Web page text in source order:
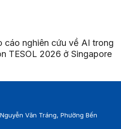
cáo nghiên cứu về AI trong
TESOL 2026 ở Singapore
Văn Tráng, Phường Bến